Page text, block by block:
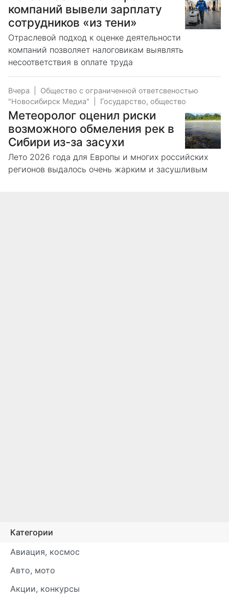
компаний вывели зарплату
сотрудников «из тени»
Отраслевой подход к оценке деятельности
компаний позволяет налоговикам выявлять
несоответствия в оплате труда
Вчера
Общество с ограниченной ответсвеностью
"Новосибирск Медиа"
Государство, общество
Метеоролог оценил риски
возможного обмеления рек в
Сибири из-за засухи
Лето 2026 года для Европы и многих российских
регионов выдалось очень жарким и засушливым
Категории
Авиация, космос
Авто, мото
Акции, конкурсы